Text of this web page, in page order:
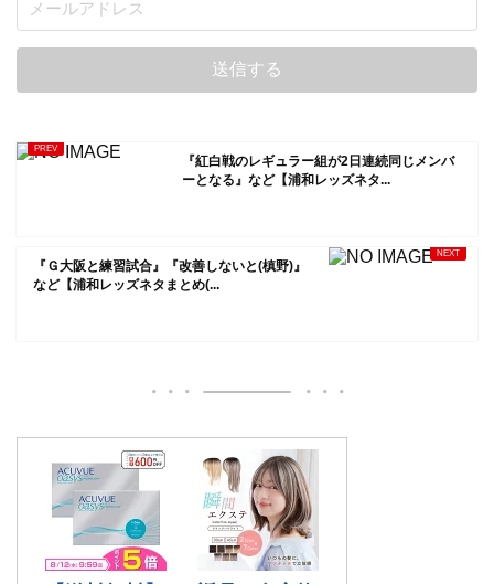
『紅白戦のレギュラー組が2日連続同じメンバ
ーとなる』など【浦和レッズネタ...
『Ｇ大阪と練習試合』『改善しないと(槙野)』
など【浦和レッズネタまとめ(...